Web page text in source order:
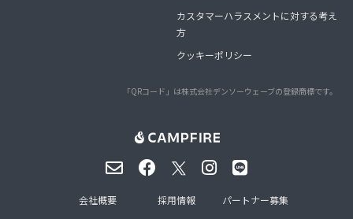
カスタマーハラスメントに対する考え
方
クッキーポリシー
「QRコード」は株式会社デンソーウェーブの登録商標です。
会社概要 採用情報 パートナー募集